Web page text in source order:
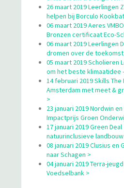
26 maart 2019 Leerlingen
helpen bij Borculo
06 maart 2019 Aeres
Bronzen certificaat Eco-
06 maart 2019 Leerlingen
dromen over de
05 maart 2019 Scholieren
om het beste klimaatidee -
14 februari 2019 Skills The
Amsterdam met meet &
>
23 januari 2019 Nordwin
Impactprijs Groen
17 januari 2019 Green Deal
natuurinclusieve
08 januari 2019 Clusius en
naar Schagen >
04 januari 2019 Terra-
Voedselbank >